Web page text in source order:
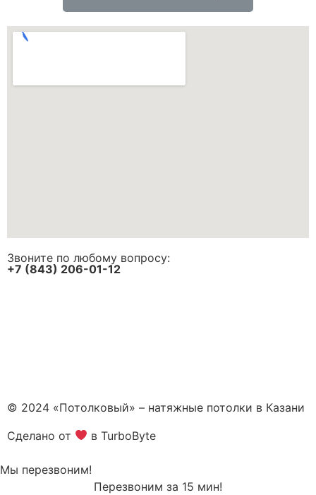
Звоните по любому вопросу:
+7 (843) 206-01-12
© 2024 «Потолковый» – натяжные потолки в Казани
Сделано от
в TurboByte
Мы перезвоним!
Перезвоним за 15 мин!